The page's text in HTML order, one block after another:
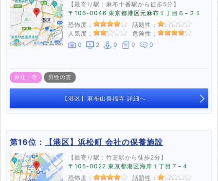
【最寄り駅：麻布十番駅から徒歩5分】
〒106-0046 東京都港区元麻布１丁目６−２１
恐怖度：
話題性：
人気度：
危険性：
0
2 0 0 0
神社・寺 男性の霊
【港区】麻布山善福寺 詳細へ
第16位： 【港区】浜松町 会社の保養施設
【最寄り駅：竹芝駅から徒歩2分】
〒105-0022 東京都港区海岸１丁目７−４
恐怖度：
話題性：